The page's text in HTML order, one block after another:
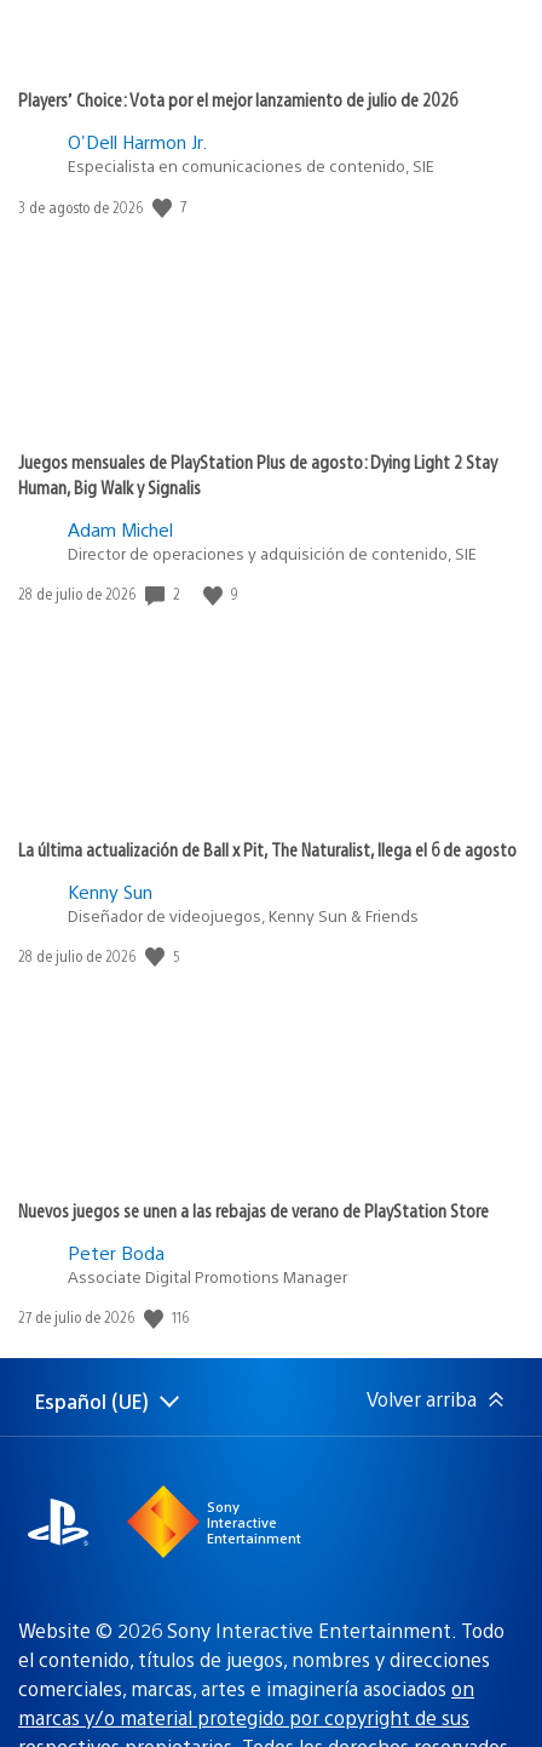
Players’ Choice: Vota por el mejor lanzamiento de julio de 2026
O'Dell Harmon Jr.
Especialista en comunicaciones de contenido, SIE
Fecha
3 de agosto de 2026 7
Juegos mensuales de PlayStation Plus de agosto: Dying Light 2 Stay
Human, Big Walk y Signalis
Adam Michel
Director de operaciones y adquisición de contenido, SIE
Fecha
28 de julio de 2026 2 9
La última actualización de Ball x Pit, The Naturalist, llega el 6 de agosto
Kenny Sun
Diseñador de videojuegos, Kenny Sun & Friends
Fecha
28 de julio de 2026 5
Nuevos juegos se unen a las rebajas de verano de PlayStation Store
Peter Boda
Associate Digital Promotions Manager
Fecha
publicación:
27 de julio de 2026 116
Selecciona
una
Región
actual:
Español (UE) Volver arriba
Sony
Interactive
Entertainment
Website © 2026 Sony Interactive Entertainment. Todo
el contenido, títulos de juegos, nombres y direcciones
comerciales, marcas, artes e imaginería asociados on
marcas y/o material protegido por copyright de sus